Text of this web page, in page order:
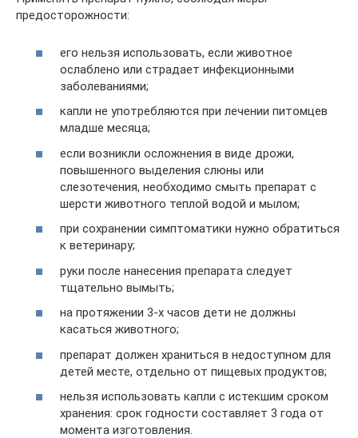
предосторожности:
его нельзя использовать, если животное
ослаблено или страдает инфекционными
заболеваниями;
капли не употребляются при лечении питомцев
младше месяца;
если возникли осложнения в виде дрожи,
повышенного выделения слюны или
слезотечения, необходимо смыть препарат с
шерсти животного теплой водой и мылом;
при сохранении симптоматики нужно обратиться
к ветеринару;
руки после нанесения препарата следует
тщательно вымыть;
на протяжении 3-х часов дети не должны
касаться животного;
препарат должен храниться в недоступном для
детей месте, отдельно от пищевых продуктов;
нельзя использовать капли с истекшим сроком
хранения: срок годности составляет 3 года от
момента изготовления.